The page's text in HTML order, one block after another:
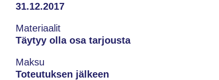
31.12.2017
Materiaalit
Täytyy olla osa tarjousta
Maksu
Toteutuksen jälkeen